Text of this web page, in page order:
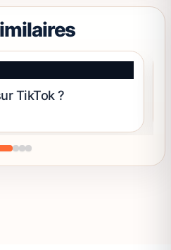
TikTok ?